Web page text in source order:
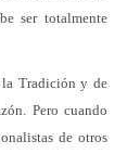
ser totalmente
Tradición y de
Pero cuando
de otros